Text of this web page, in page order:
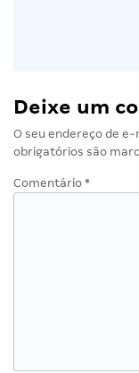
Deixe um
O seu endereço de
obrigatórios são
Comentário *